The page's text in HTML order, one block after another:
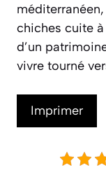
chiches cuite
d’un
vivre tourné
Imprimer